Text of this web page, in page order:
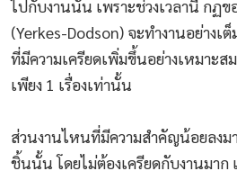
ไปกับงานนั้น เพราะช่วงเวลานี้ กฏ
(Yerkes-Dodson) จะทำงานอย่างเ
ที่มีความเครียดเพิ่มขึ้นอย่างเหมาะส
เพียง 1 เรื่องเท่านั้น
ส่วนงานไหนที่มีความสำคัญน้อยลงม
ชิ้นนั้น โดยไม่ต้องเครียดกับงานมาก